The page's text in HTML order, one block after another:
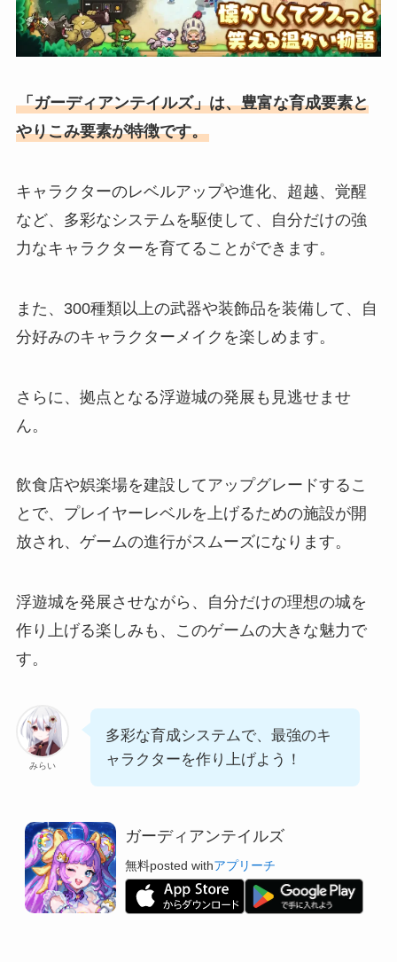
「ガーディアンテイルズ」は、豊富な育成要素と
やりこみ要素が特徴です。
キャラクターのレベルアップや進化、超越、覚醒
など、多彩なシステムを駆使して、自分だけの強
力なキャラクターを育てることができます。
また、300種類以上の武器や装飾品を装備して、自
分好みのキャラクターメイクを楽しめます。
さらに、拠点となる浮遊城の発展も見逃せませ
ん。
飲食店や娯楽場を建設してアップグレードするこ
とで、プレイヤーレベルを上げるための施設が開
放され、ゲームの進行がスムーズになります。
浮遊城を発展させながら、自分だけの理想の城を
作り上げる楽しみも、このゲームの大きな魅力で
す。
みらい
多彩な育成システムで、最強のキ
ャラクターを作り上げよう！
ガーディアンテイルズ
無料posted withアプリーチ